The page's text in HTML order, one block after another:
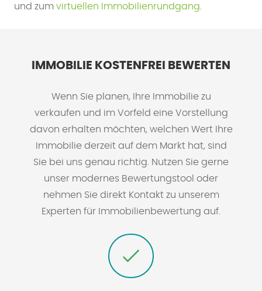
und zum virtuellen Immobilienrundgang
IMMOBILIE KOSTENFREI BEWERTEN
Wenn Sie planen, Ihre Immobilie zu
verkaufen und im Vorfeld eine Vorstellung
davon erhalten möchten, welchen Wert Ihre
Immobilie derzeit auf dem Markt hat, sind
Sie bei uns genau richtig. Nutzen Sie gerne
unser modernes Bewertungstool oder
nehmen Sie direkt Kontakt zu unserem
Experten für Immobilienbewertung auf.